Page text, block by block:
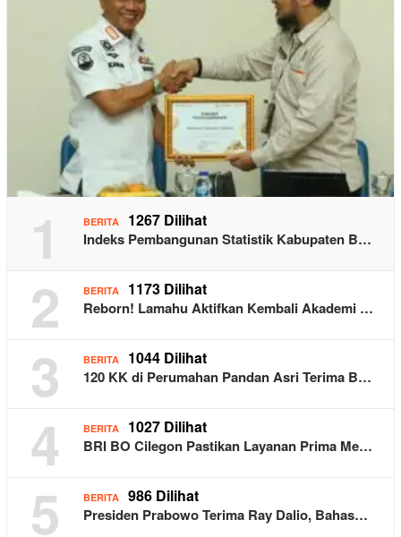
1 BERITA 1267 Dilihat
Indeks Pembangunan Statistik Kabupaten B…
2 BERITA 1173 Dilihat
Reborn! Lamahu Aktifkan Kembali Akademi …
3 BERITA 1044 Dilihat
120 KK di Perumahan Pandan Asri Terima B…
4 BERITA 1027 Dilihat
BRI BO Cilegon Pastikan Layanan Prima Me…
5 BERITA 986 Dilihat
Presiden Prabowo Terima Ray Dalio, Bahas…